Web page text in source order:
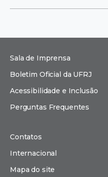
Sala de Imprensa
Boletim Oficial da UFRJ
Acessibilidade e Inclusão
Perguntas Frequentes
Contatos
Internacional
Mapa do site